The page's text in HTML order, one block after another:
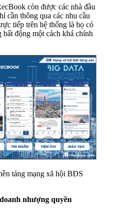
còn được các nhà đầu
cần thông qua các nhu cầu
tiếp trên hệ thống là họ có
động một cách khá chính
tảng mạng xã hội BĐS
nhượng quyền